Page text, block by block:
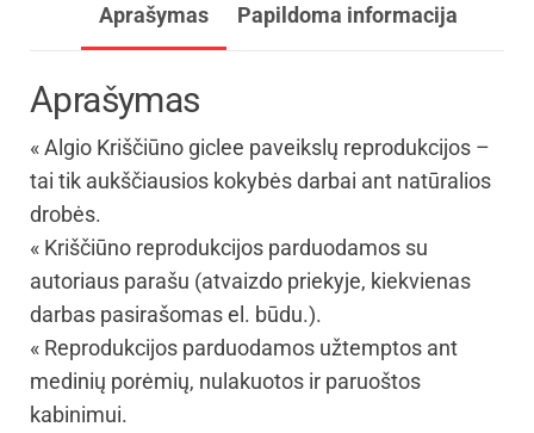
Aprašymas Papildoma informacija
Aprašymas
« Algio Kriščiūno giclee paveikslų reprodukcijos –
tai tik aukščiausios kokybės darbai ant natūralios
drobės.
« Kriščiūno reprodukcijos parduodamos su
autoriaus parašu (atvaizdo priekyje, kiekvienas
darbas pasirašomas el. būdu.).
« Reprodukcijos parduodamos užtemptos ant
medinių porėmių, nulakuotos ir paruoštos
kabinimui.